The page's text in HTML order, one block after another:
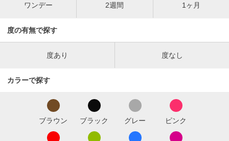
ワンデー 2週間 1ヶ月
度の有無で探す
度あり 度なし
カラーで探す
ブラウン ブラック グレー ピンク